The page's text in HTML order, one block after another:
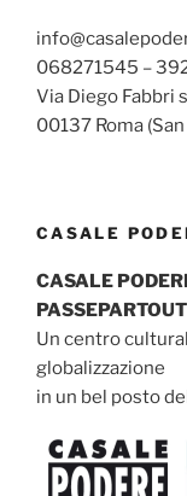
068271545 –
Via Diego Fabbri
00137 Roma
CASALE
CASALE
PASSEPARTOUT
Un centro
globalizzazione
in un bel posto